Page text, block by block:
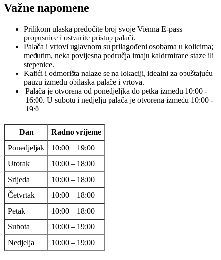
Važne napomene
Prilikom ulaska predočite broj svoje Vienna E-pass
propusnice i ostvarite pristup palači.
Palača i vrtovi uglavnom su prilagođeni osobama u kolicima;
međutim, neka povijesna područja imaju kaldrmirane staze ili
stepenice.
Kafići i odmorišta nalaze se na lokaciji, idealni za opuštajuću
pauzu između obilaska palače i vrtova.
Palača je otvorena od ponedjeljka do petka između 10:00 -
16:00. U subotu i nedjelju palača je otvorena između 10:00 -
19:0
Dan
Radno vrijeme
Ponedjeljak
10:00 – 19:00
Utorak
10:00 – 18:00
Srijeda
10:00 – 18:00
Četvrtak
10:00 – 18:00
Petak
10:00 – 18:00
Subota
10:00 – 19:00
Nedjelja
10:00 – 19:00